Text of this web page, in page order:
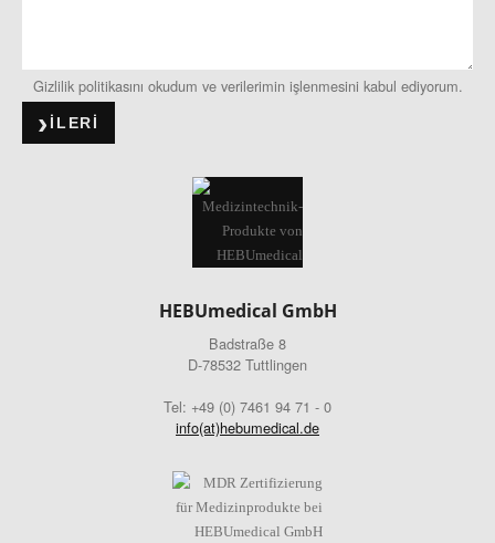
Gizlilik politikasını okudum ve verilerimin işlenmesini kabul ediyorum.
ILERI
HEBUmedical GmbH
Badstraße 8
D-78532 Tuttlingen
Tel: +49 (0) 7461 94 71 - 0
info(at)hebumedical.de